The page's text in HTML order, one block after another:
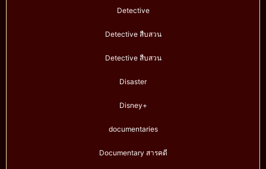
Detective
Detective สืบสวน
Detective สืบสวน
Disaster
Disney+
documentaries
Documentary สารคดี